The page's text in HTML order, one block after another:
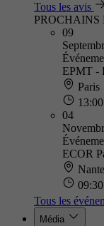
Tous les avis
PROCHAINS
09
EPMT -
Paris
04
ECOR
Tous les
Média